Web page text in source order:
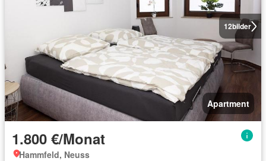
12bilder
Apartment
1.800 €/Monat
Hammfeld, Neuss